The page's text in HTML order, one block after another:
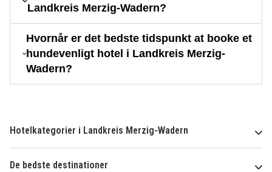
Landkreis Merzig-Wadern?
Hvornår er det bedste tidspunkt at booke et
hundevenligt hotel i Landkreis Merzig-
Wadern?
Hotelkategorier i Landkreis Merzig-Wadern
De bedste destinationer